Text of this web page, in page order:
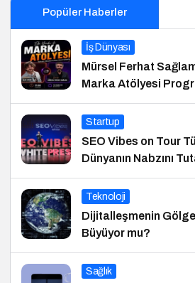
Popüler Haberler
İş Dünyası
Mürsel Ferhat
Marka Atölyesi
Startup
SEO Vibes on Tour
Dünyanın Nabzını
Teknoloji
Dijitalleşmenin
Büyüyor mu?
Sağlık